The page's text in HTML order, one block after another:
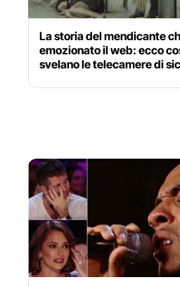
La storia del mendicante
emozionato il web: ecco
svelano le telecamere di